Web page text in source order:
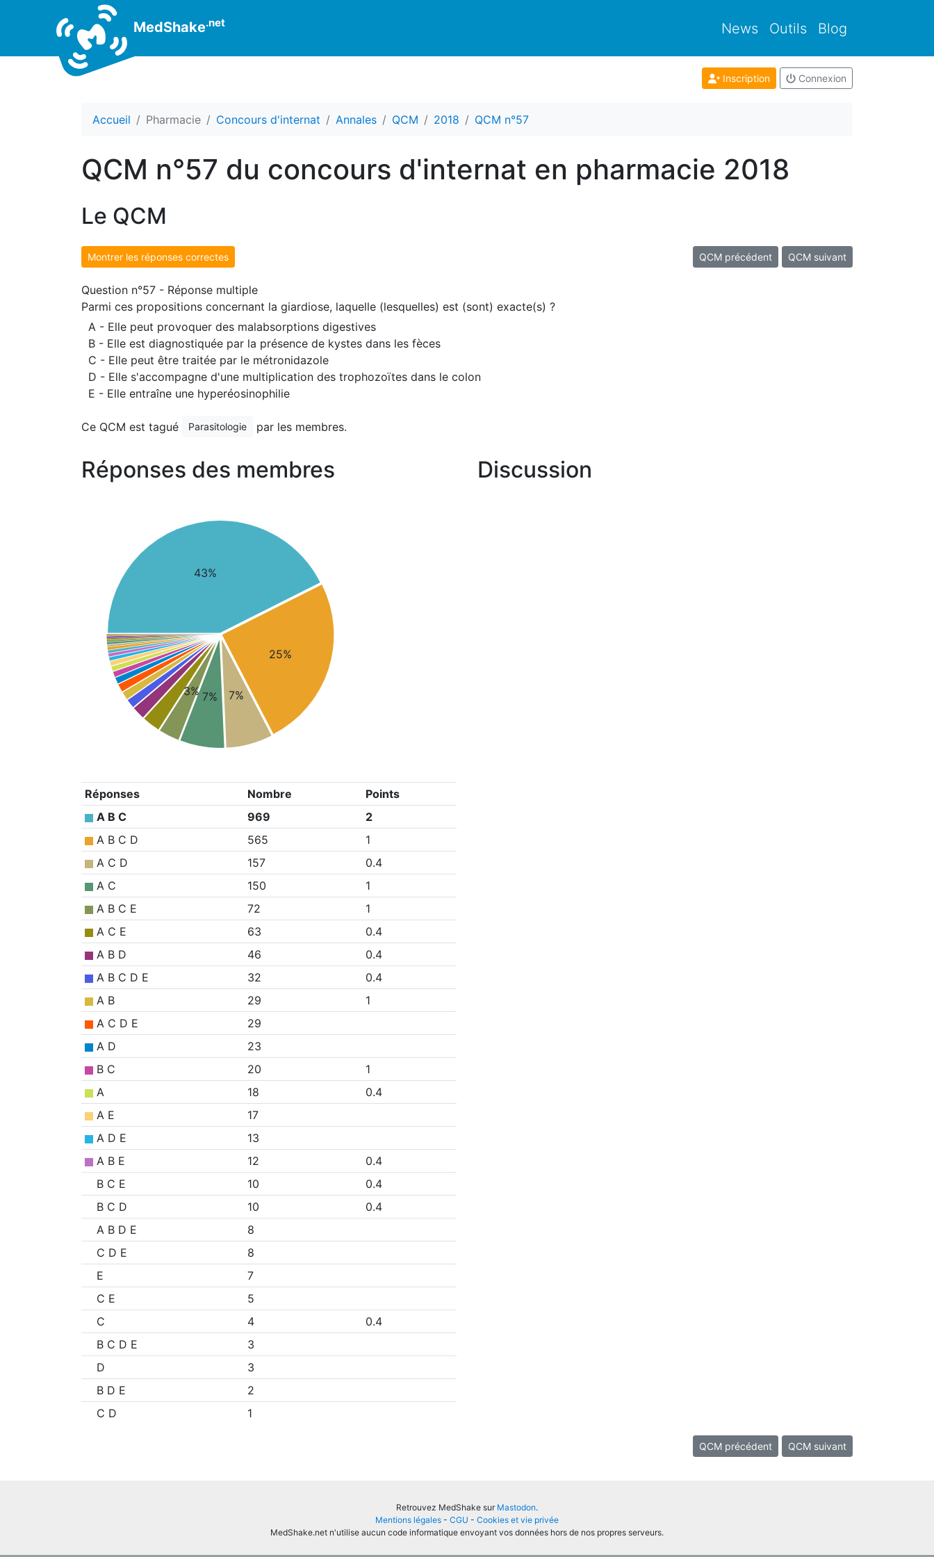
MedShake.net News Outils Blog
Inscription Connexion
Accueil Pharmacie Concours d'internat Annales QCM 2018 QCM n°57
QCM n°57 du concours d'internat en pharmacie 2018
Le QCM
Montrer les réponses correctes QCM précédent QCM suivant
Question n°57 - Réponse multiple
Parmi ces propositions concernant la giardiose, laquelle (lesquelles) est (sont) exacte(s) ?
A - Elle peut provoquer des malabsorptions digestives
B - Elle est diagnostiquée par la présence de kystes dans les fèces
C - Elle peut être traitée par le métronidazole
D - Elle s'accompagne d'une multiplication des trophozoïtes dans le colon
E - Elle entraîne une hyperéosinophilie
Ce QCM est tagué Parasitologie par les membres.
Réponses des membres
43%
25%
7%
7%
3%
Réponses Nombre
Points
A B C
969
2
A B C D
565
1
A C D
157
0.4
A C
150
1
A B C E
72
1
A C E
63
0.4
A B D
46
0.4
A B C D E
32
0.4
A B
29
1
A C D E
29
A D
23
B C
20
1
A
18
0.4
A E
17
A D E
13
A B E
12
0.4
B C E
10
0.4
B C D
10
0.4
A B D E
8
C D E
8
E
7
C E
5
C
4
0.4
B C D E
3
D
3
B D E
2
C D
1
Discussion
QCM précédent QCM suivant
Retrouvez MedShake sur Mastodon.
Mentions légales - CGU - Cookies et vie privée
MedShake.net n'utilise aucun code informatique envoyant vos données hors de nos propres serveurs.